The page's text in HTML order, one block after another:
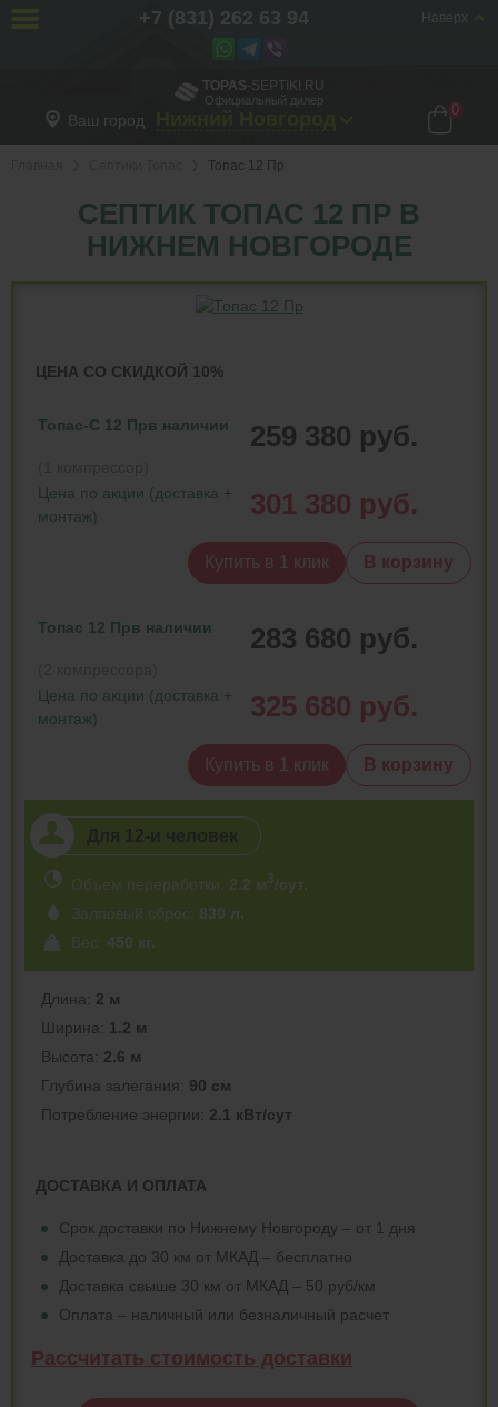
TOPAS-SEPTIKI.RU
Официальный дилер
Ваш город
0
Топас 12 Пр
СЕПТИК ТОПАС 12 ПР В
НИЖНЕМ НОВГОРОДЕ
ЦЕНА СО СКИДКОЙ 10%
Топас-С 12 Прв наличии 259 380 руб.
Цена по акции (доставка +
монтаж)
301 380 руб.
Купить в 1 клик В корзину
Топас 12 Прв наличии 283 680 руб.
Цена по акции (доставка +
монтаж)
325 680 руб.
Купить в 1 клик В корзину
Объем переработки: 2.2 м3/сут.
Залповый сброс: 830 л.
Вес: 450 кг.
Длина: 2 м
Ширина: 1.2 м
Высота: 2.6 м
Глубина залегания: 90 см
Потреблeние энергии: 2.1 кВт/сут
ДОСТАВКА И ОПЛАТА
Срок доставки по Нижнему Новгороду – от 1 дня
Доставка до 30 км от МКАД – бесплатно
Доставка свыше 30 км от МКАД – 50 руб/км
Оплата – наличный или безналичный расчет
Рассчитать стоимость доставки
Наверх
+7 (831) 262 63 94